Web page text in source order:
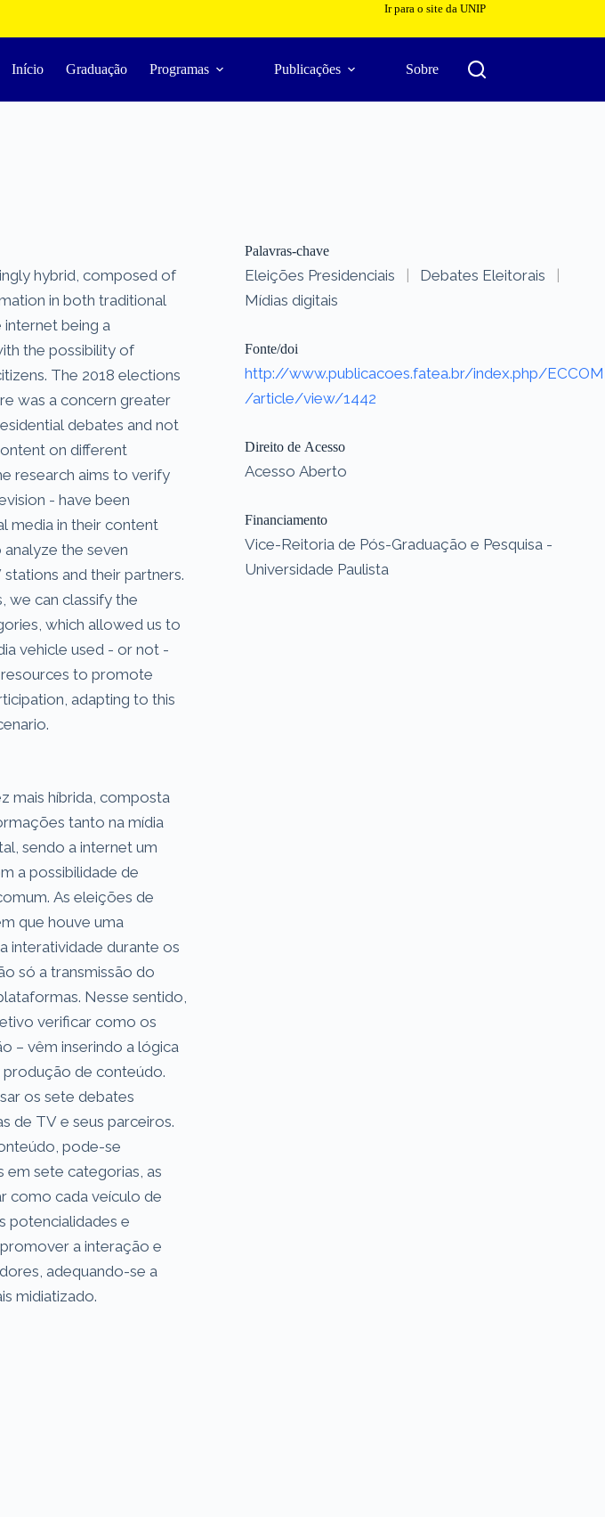
Ir para o site da UNIP
Início Graduação Programas Publicações Sobre
hybrid, composed of
in both traditional
internet being a
the possibility of
The 2018 elections
was a concern greater
debates and not
on different
research aims to verify
- have been
media in their content
the seven
and their partners.
we can classify the
which allowed us to
vehicle used - or not -
to promote
adapting to this
mais híbrida, composta
tanto na mídia
sendo a internet um
a possibilidade de
As eleições de
que houve uma
interatividade durante os
só a transmissão do
Nesse sentido,
verificar como os
– vêm inserindo a lógica
produção de conteúdo.
os sete debates
de TV e seus parceiros.
pode-se
em sete categorias, as
como cada veículo de
potencialidades e
a interação e
adequando-se a
midiatizado.
Palavras-chave
Eleições Presidenciais | Debates Eleitorais
|
Mídias digitais
Fonte/doi
http://www.publicacoes.fatea.br/index.php/ECCOM
/article/view/1442
Direito de Acesso
Acesso Aberto
Financiamento
Vice-Reitoria de Pós-Graduação e Pesquisa -
Universidade Paulista